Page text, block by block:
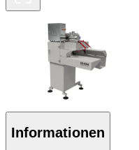
Informationen